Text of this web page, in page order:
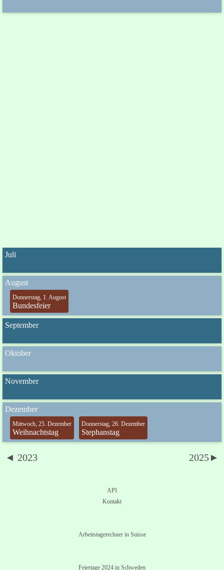
Juli
August
Donnerstag, 1. August
Bundesfeier
September
Oktober
November
Dezember
Mittwoch, 25. Dezember
Weihnachtstag
Donnerstag, 26. Dezember
Stephanstag
◄ 2023 2025►
API
Kontakt
Arbeitstagerechner in Suisse
Feiertage 2024 in Schweden